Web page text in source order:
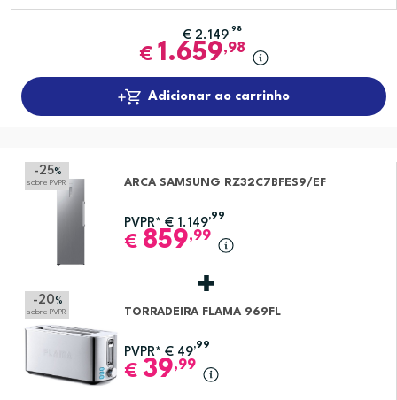
€ 2.149,98
€ 1.659,98
Adicionar ao carrinho
-25%
sobre PVPR ARCA SAMSUNG RZ32C7BFES9/EF
PVPR* € 1.149
,99
€ 859,99
-20 %
sobre PVPR TORRADEIRA FLAMA 969FL
PVPR* € 49
,99
€ 39,99